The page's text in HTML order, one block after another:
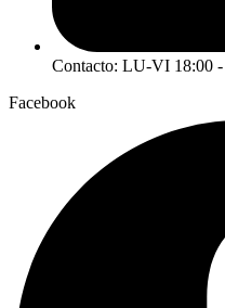
Contacto: LU-VI 18:00
Facebook